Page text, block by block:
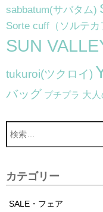
sabbatum(サバタム)
Sorte cuff（ソルテカ
SUN
tukuroi(ツクロイ)
バッグ プチプラ 大
カテゴリー
SALE・フェア